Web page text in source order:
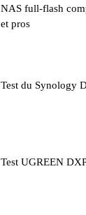
NAS full-flash
et pros
Test du Synology
Test UGREEN